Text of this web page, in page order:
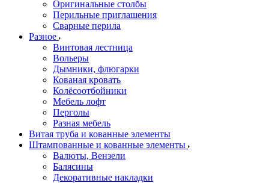
Оригинальные столбы
Перильные приглашения
Сварные перила
Разное
Винтовая лестница
Вольеры
Дымники, флюгарки
Кованая кровать
Колёсоотбойники
Мебель лофт
Перголы
Разная мебель
Витая труба и кованные элементы
Штампованные и кованные элементы
Валюты, Вензели
Балясины
Декоративные накладки